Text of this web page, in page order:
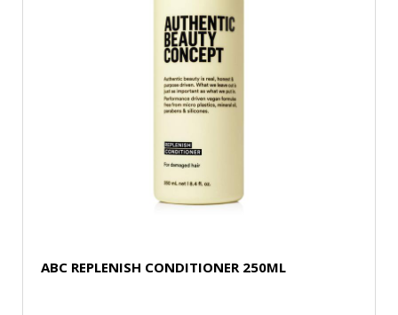
ABC REPLENISH CONDITIONER 250ML